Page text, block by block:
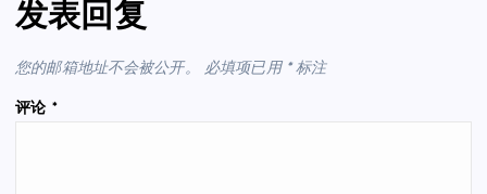
发表回复
您的邮箱地址不会被公开。 必填项已用 *标注
评论 *